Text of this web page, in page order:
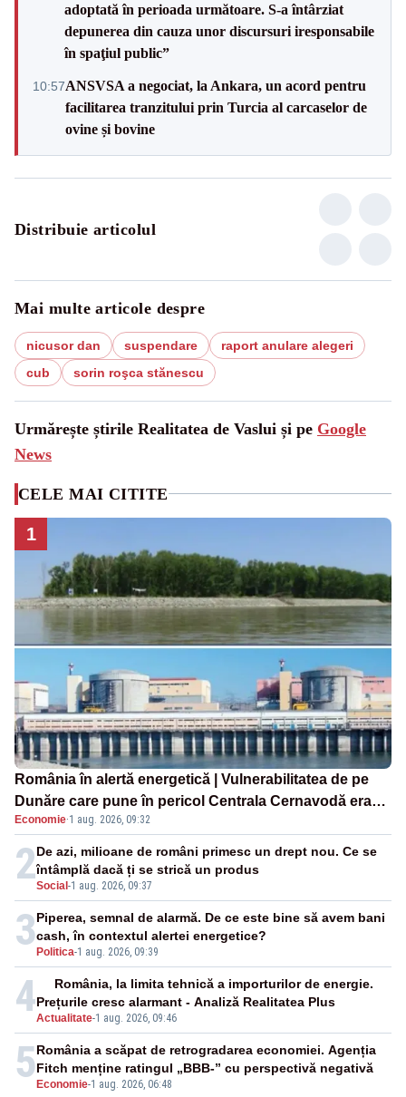
adoptată în perioada următoare. S-a întârziat
depunerea din cauza unor discursuri iresponsabile
în spaţiul public”
10:57ANSVSA a negociat, la Ankara, un acord pentru
facilitarea tranzitului prin Turcia al carcaselor de
ovine și bovine
Distribuie articolul
Mai multe articole despre
nicusor dan suspendare
raport anulare alegeri
cub
sorin roşca stănescu
Urmărește știrile Realitatea de Vaslui și pe Google
News
CELE MAI CITITE
1
România în alertă energetică | Vulnerabilitatea de pe
Dunăre care pune în pericol Centrala Cernavodă era
cunoscută de pe vremea lui Ceaușescu
Economie·1 aug. 2026, 09:32
2Social -1 aug. 2026, 09:37
De azi, milioane de români primesc un drept nou. Ce se
întâmplă dacă ți se strică un produs
3 Politica-1 aug. 2026, 09:39
Piperea, semnal de alarmă. De ce este bine să avem bani
cash, în contextul alertei energetice?
4Actualitate-1 aug. 2026, 09:46
România, la limita tehnică a importurilor de energie.
Prețurile cresc alarmant - Analiză Realitatea Plus
5 Economie-1 aug. 2026, 06:48
România a scăpat de retrogradarea economiei. Agenția
Fitch menține ratingul „BBB-” cu perspectivă negativă